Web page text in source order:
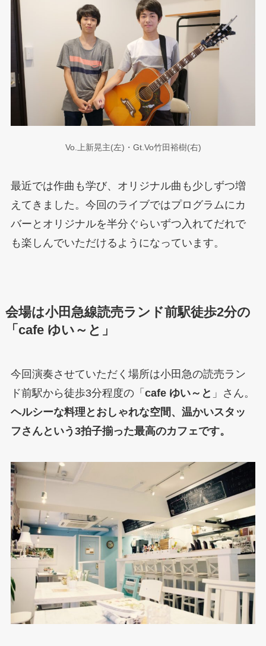
Vo.上新晃主(左)・Gt.Vo竹田裕樹(右)
最近では作曲も学び、オリジナル曲も少しずつ増
えてきました。今回のライブではプログラムにカ
バーとオリジナルを半分ぐらいずつ入れてだれで
も楽しんでいただけるようになっています。
会場は小田急線読売ランド前駅徒歩2分の
「cafe ゆい～と」
今回演奏させていただく場所は小田急の読売ラン
ド前駅から徒歩3分程度の「 cafe ゆい～と 」さん。
ヘルシーな料理とおしゃれな空間、温かいスタッ
フさんという3拍子揃った最高のカフェです。